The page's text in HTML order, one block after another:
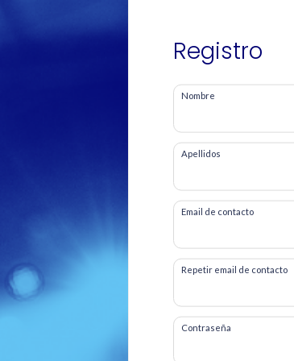
Registro
Nombre
Apellidos
Email de contacto
Repetir email de contacto
Contraseña